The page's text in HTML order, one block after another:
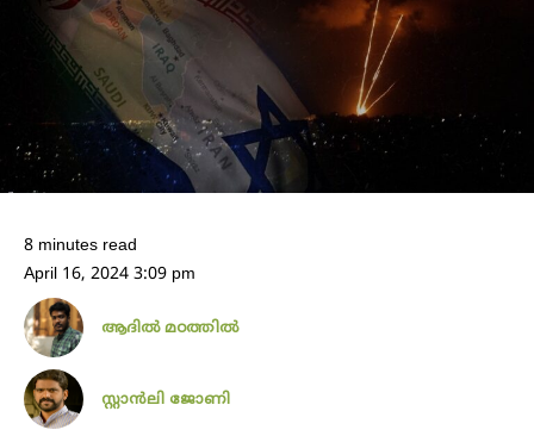
8 minutes read
April 16, 2024 3:09 pm
ആദിൽ മഠത്തിൽ
സ്റ്റാൻലി ജോണി